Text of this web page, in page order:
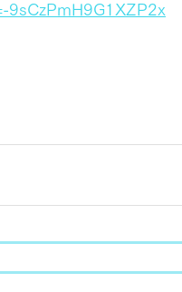
9sCzPmH9G1XZP2x